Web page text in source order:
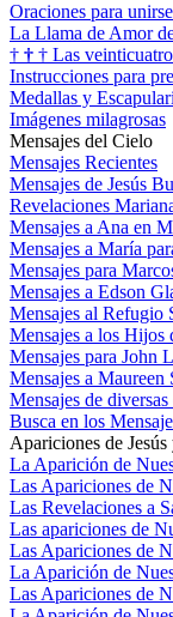
Oraciones para
La Llama de Amor
† † † Las
Instrucciones para
Medallas y
Imágenes milagrosas
Mensajes del Cielo
Mensajes Recientes
Mensajes de Jesús
Revelaciones
Mensajes a Ana en
Mensajes a María
Mensajes para
Mensajes a Edson
Mensajes al Refugio
Mensajes a los
Mensajes para John
Mensajes a
Mensajes de
Busca en los
Apariciones de
La Aparición de
Las Apariciones de
Las Revelaciones a
Las apariciones de
Las Apariciones de
La Aparición de
Las Apariciones de